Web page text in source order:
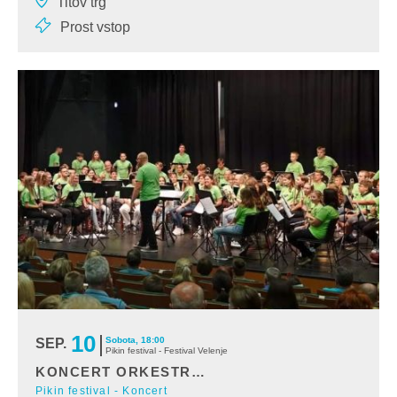
izvajajo piruete, ob tem kot na
Prost vstop
SEP. 10
Sobota, 18:00
Pikin festival - Festival Velenje
KONCERT ORKESTRA POLETNEGA TABORA PO ZARJA ŠOŠTANJ
Pikin festival - Koncert